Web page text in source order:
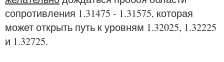
сопротивления 1.31475 - 1.31575, которая
может открыть путь к уровням 1.32025, 1.32225
и 1.32725.